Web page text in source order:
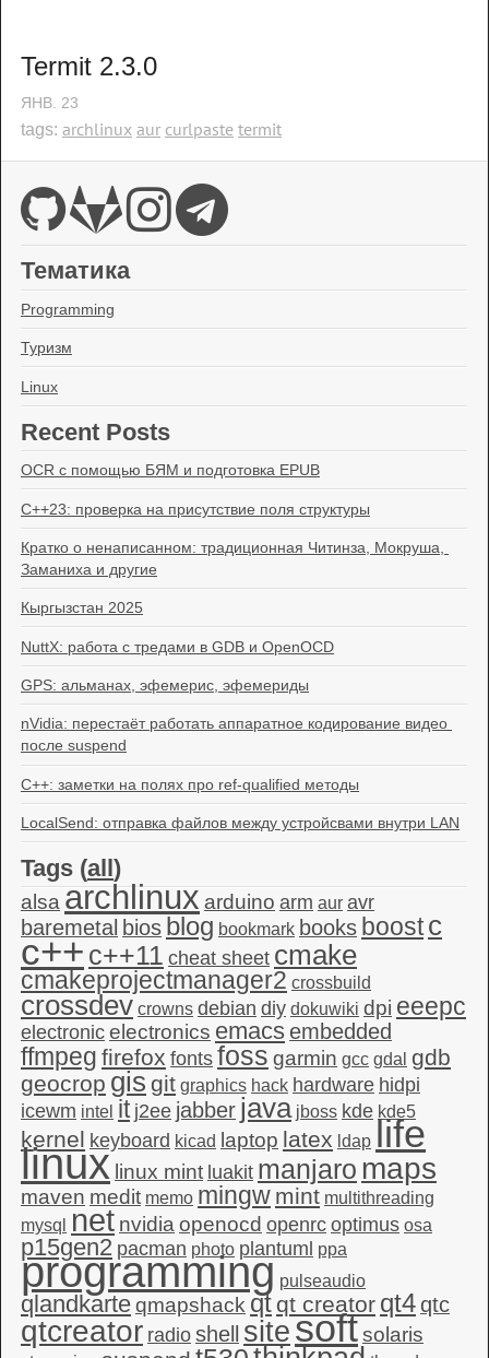
Termit 2.3.0
ЯНВ. 23
tags: archlinux aur curlpaste termit
Тематика
Programming
Туризм
Linux
Recent Posts
OCR с помощью БЯМ и подготовка EPUB
C++23: проверка на присутствие поля структуры
Кратко о ненаписанном: традиционная Читинза, Мокруша,
Заманиха и другие
Кыргызстан 2025
NuttX: работа с тредами в GDB и OpenOCD
GPS: альманах, эфемерис, эфемериды
nVidia: перестаёт работать аппаратное кодирование видео
после suspend
C++: заметки на полях про ref-qualified методы
LocalSend: отправка файлов между устройсвами внутри LAN
Tags (all)
alsaarchlinux arduino arm aur avr
baremetal bios blog bookmark books boost c
c++ c++11 cheat sheet cmake
cmakeprojectmanager2 crossbuild
crossdev crowns debian diy dokuwiki dpi eeepc
electronic electronics emacsembedded
ffmpeg firefox fonts foss garmin gcc gdal gdb
geocrop gis git graphics hack hardware hidpi
icewm intel it j2ee jabber java jboss kde kde5
kernel keyboard kicad laptop latex ldap life
linux linux mint luakit manjaro maps
maven medit memo mingw mint multithreading
mysql
net nvidiaopenocd openrc optimus osa
p15gen2 pacman photo plantuml ppa
programming pulseaudio
qlandkarteqmapshack qt qt creator qt4qtc
qtcreator radio shell sitesoftsolaris